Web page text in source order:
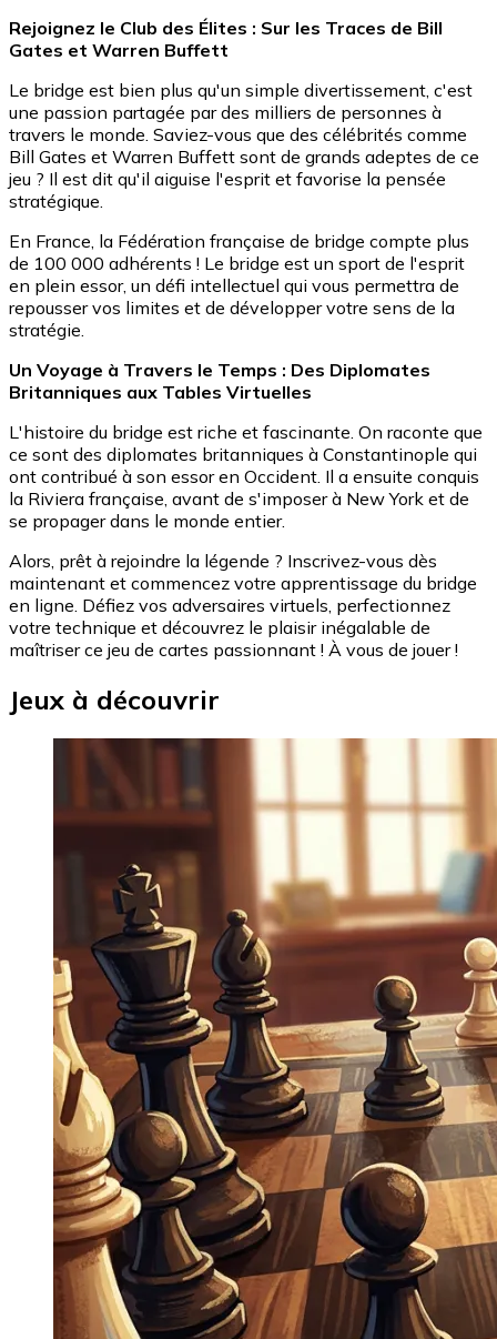
Rejoignez le Club des Élites : Sur les Traces de Bill
Gates et Warren Buffett
Le bridge est bien plus qu'un simple divertissement, c'est
une passion partagée par des milliers de personnes à
travers le monde. Saviez-vous que des célébrités comme
Bill Gates et Warren Buffett sont de grands adeptes de ce
jeu ? Il est dit qu'il aiguise l'esprit et favorise la pensée
stratégique.
En France, la Fédération française de bridge compte plus
de 100 000 adhérents ! Le bridge est un sport de l'esprit
en plein essor, un défi intellectuel qui vous permettra de
repousser vos limites et de développer votre sens de la
stratégie.
Un Voyage à Travers le Temps : Des Diplomates
Britanniques aux Tables Virtuelles
L'histoire du bridge est riche et fascinante. On raconte que
ce sont des diplomates britanniques à Constantinople qui
ont contribué à son essor en Occident. Il a ensuite conquis
la Riviera française, avant de s'imposer à New York et de
se propager dans le monde entier.
Alors, prêt à rejoindre la légende ? Inscrivez-vous dès
maintenant et commencez votre apprentissage du bridge
en ligne. Défiez vos adversaires virtuels, perfectionnez
votre technique et découvrez le plaisir inégalable de
maîtriser ce jeu de cartes passionnant ! À vous de jouer !
Jeux à découvrir